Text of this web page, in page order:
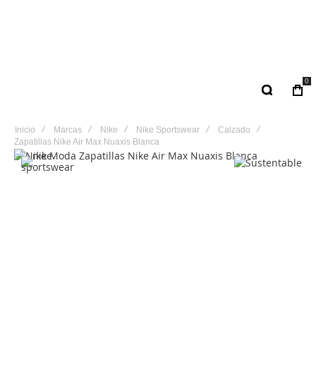
0
Inicio Marcas Nike Nike Sportswear
Calzado
Zapatillas Nike Air Max Nuaxis Blanca